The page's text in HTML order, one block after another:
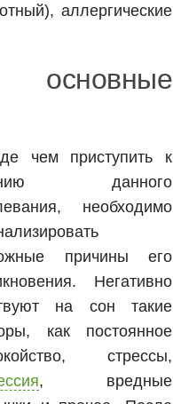
аллергические
основные
чем приступить к
данного
необходимо
причины его
Негативно
на сон такие
как постоянное
стрессы,
, вредные